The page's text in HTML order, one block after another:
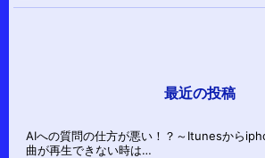
最近の投稿
AIへの質問の仕方が悪い！？～Itunesから
曲が再生できない時は…